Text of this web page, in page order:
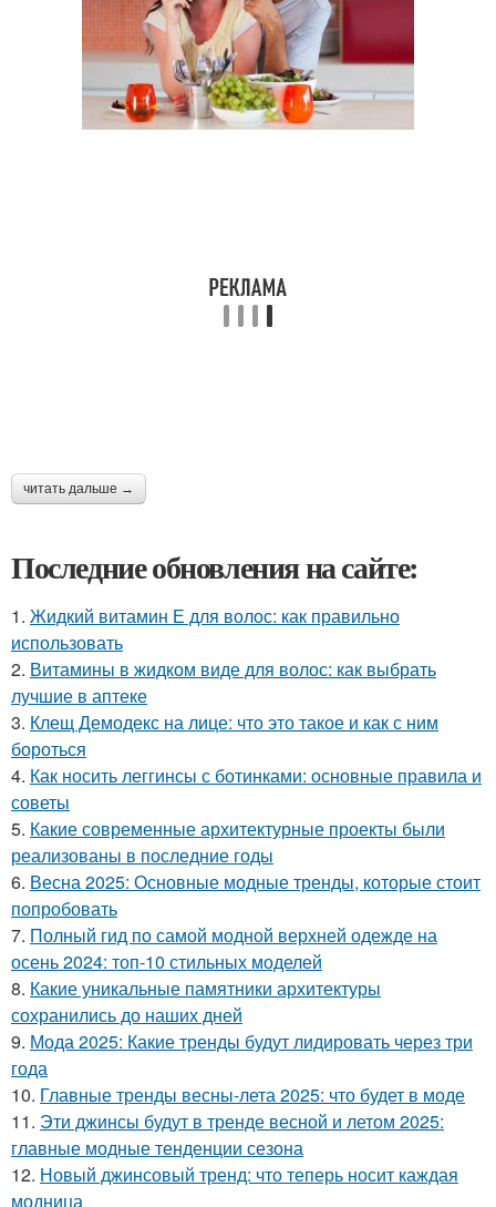
читать дальше →
Последние обновления на сайте:
1. Жидкий витамин Е для волос: как правильно
использовать
2. Витамины в жидком виде для волос: как выбрать
лучшие в аптеке
3. Клещ Демодекс на лице: что это такое и как с ним
бороться
4. Как носить леггинсы с ботинками: основные правила и
советы
5. Какие современные архитектурные проекты были
реализованы в последние годы
6. Весна 2025: Основные модные тренды, которые стоит
попробовать
7. Полный гид по самой модной верхней одежде на
осень 2024: топ-10 стильных моделей
8. Какие уникальные памятники архитектуры
сохранились до наших дней
9. Мода 2025: Какие тренды будут лидировать через три
года
10. Главные тренды весны-лета 2025: что будет в моде
11. Эти джинсы будут в тренде весной и летом 2025:
главные модные тенденции сезона
12. Новый джинсовый тренд: что теперь носит каждая
модница